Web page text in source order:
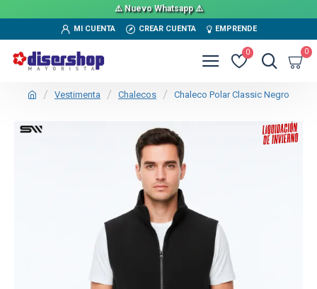
⚠️ Nuevo Whatsapp ⚠️
MI CUENTA CREAR CUENTA EMPRENDE
0 0
Vestimenta Chalecos Chaleco Polar Classic Negro
TEXTTRANSPARENTE SALE